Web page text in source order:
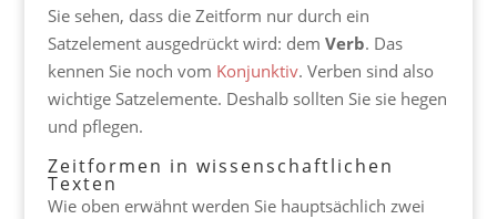
Sie sehen, dass die Zeitform nur durch ein
Satzelement ausgedrückt wird: dem Verb. Das
kennen Sie noch vom Konjunktiv. Verben sind also
wichtige Satzelemente. Deshalb sollten Sie sie hegen
und pflegen.
Zeitformen in wissenschaftlichen
Texten
Wie oben erwähnt werden Sie hauptsächlich zwei